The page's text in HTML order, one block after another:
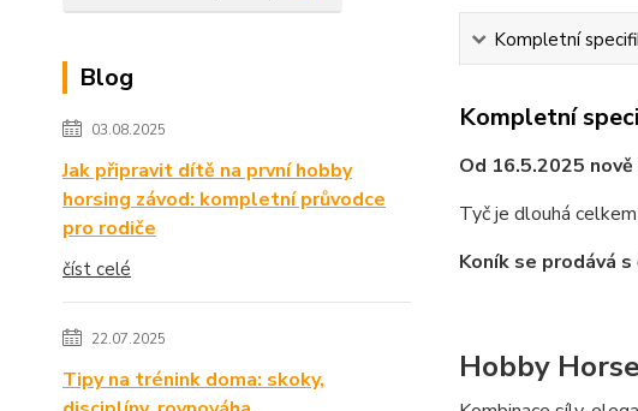
Blog
03.08.2025
Jak připravit dítě na první hobby
horsing závod: kompletní průvodce
pro rodiče
číst celé
22.07.2025
Tipy na trénink doma: skoky,
Kompletní
Kompletní
Od 16.5.2025
Tyč je dlouhá
Koník se prodává
Hobby